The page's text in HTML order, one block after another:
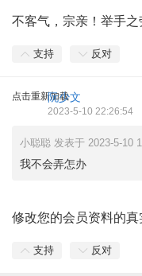
不客气，宗亲！举手之
支持 反对
点击重新加载
阮少文
2023-5-10 22:26:54
小聪聪 发表于 2023-5-10
我不会弄怎办
修改您的会员资料的
支持 反对